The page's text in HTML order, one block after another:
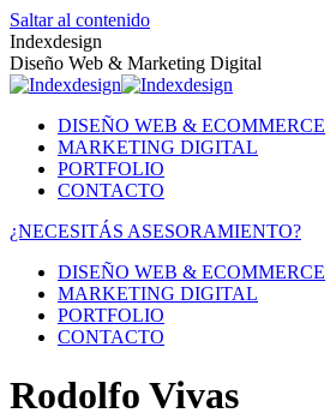
Saltar al contenido
Indexdesign
Diseño Web & Marketing Digital
DISEÑO WEB & ECOMMERCE
MARKETING DIGITAL
PORTFOLIO
CONTACTO
¿NECESITÁS ASESORAMIENTO?
DISEÑO WEB & ECOMMERCE
MARKETING DIGITAL
PORTFOLIO
CONTACTO
Rodolfo Vivas